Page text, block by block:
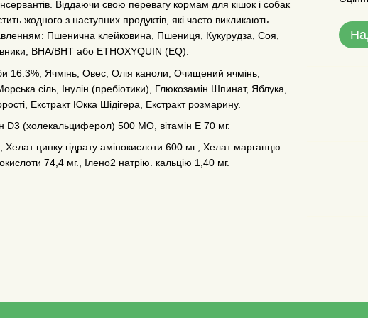
Віддаючи свою перевагу кормам для кішок і собак
жодного з наступних продуктів, які часто викликають
Пшенична клейковина, Пшениця, Кукурудза, Соя,
BHA/BHT або ETHOXYQUIN (EQ).
16.3%, Ячмінь, Овес, Олія каноли, Очищений ячмінь,
сіль, Інулін (пребіотики), Глюкозамін Шпинат, Яблука,
Екстракт Юкка Шідігера, Екстракт розмарину.
D3 (холекальциферол) 500 МО, вітамін Е 70 мг.
Хелат цинку гідрату амінокислоти 600 мг., Хелат марганцю
74,4 мг., Ілено2 натрію. кальцію 1,40 мг.